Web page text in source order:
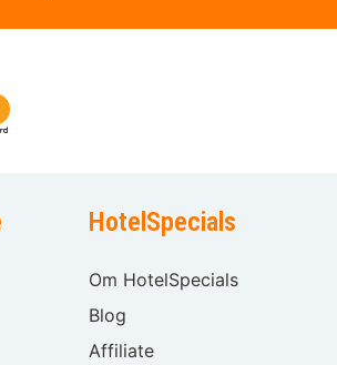
HotelSpecials
Om HotelSpecials
Blog
Affiliate